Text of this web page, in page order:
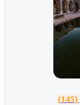
(145)